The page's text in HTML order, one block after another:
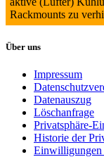
Rackmounts zu
Über uns
Impressum
Datenauszug
Löschanfrage
Privatsphäre-
Historie der
Einwilligungen